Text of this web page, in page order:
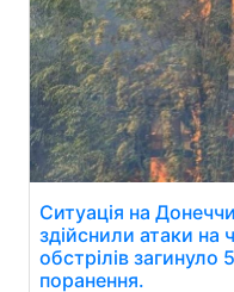
Ситуація на
здійснили атаки на
обстрілів
поранення.